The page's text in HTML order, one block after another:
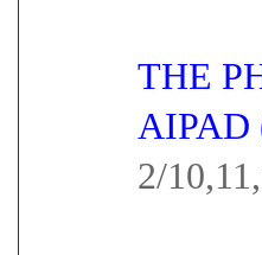
THE
AIPAD
2/